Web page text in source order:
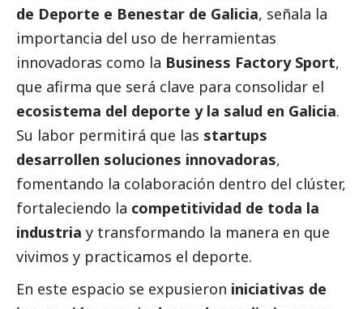
de Deporte e Benestar de Galicia, señala la
importancia del uso de herramientas
innovadoras como la Business Factory Sport,
que afirma que será clave para consolidar el
ecosistema del deporte y la salud en Galicia.
Su labor permitirá que las startups
desarrollen soluciones innovadoras,
fomentando la colaboración dentro del clúster,
fortaleciendo la competitividad de toda la
industria y transformando la manera en que
vivimos y practicamos el deporte.
En este espacio se expusieron iniciativas de